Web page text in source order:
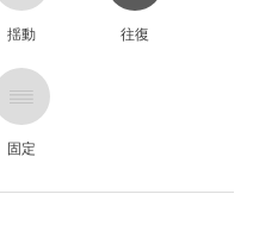
揺動 往復
固定